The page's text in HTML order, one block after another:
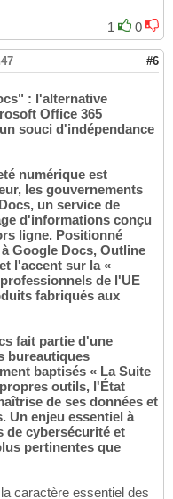
1
0
#6
: l'alternative
Office 365
souci d'indépendance
numérique est
les gouvernements
un service de
d'informations conçu
ligne. Positionné
Google Docs, Outline
l'accent sur la «
de l'UE
fabriqués aux
fait partie d'une
bureautiques
baptisés « La Suite
outils, l'État
de ses données et
Un enjeu essentiel à
de cybersécurité et
pertinentes que
caractère essentiel des